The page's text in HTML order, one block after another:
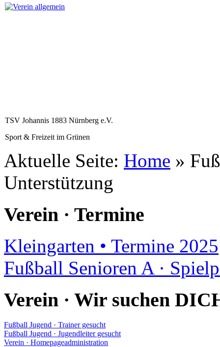
TSV Johannis 1883 Nürnberg e.V.
Sport & Freizeit im Grünen
Aktuelle Seite: Home »
Unterstützung
Verein · Termine
Kleingarten • Termine 2025
Fußball Senioren A ·
Verein · Wir suchen
Fußball Jugend · Trainer gesucht
Fußball Jugend · Jugendleiter gesucht
Verein · Homepageadministration